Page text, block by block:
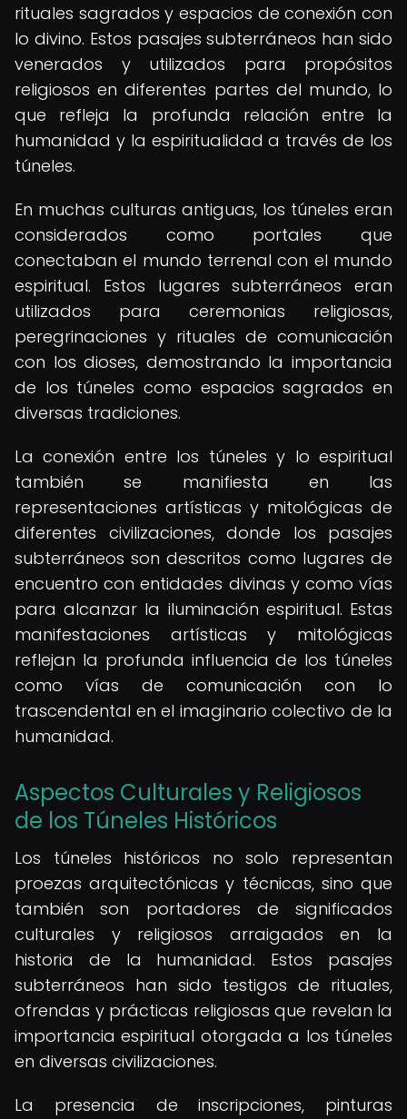
rituales sagrados y espacios de conexión con
lo divino. Estos pasajes subterráneos han sido
venerados y utilizados para propósitos
religiosos en diferentes partes del mundo, lo
que refleja la profunda relación entre la
humanidad y la espiritualidad a través de los
túneles.
En muchas culturas antiguas, los túneles eran
considerados como portales que
conectaban el mundo terrenal con el mundo
espiritual. Estos lugares subterráneos eran
utilizados para ceremonias religiosas,
peregrinaciones y rituales de comunicación
con los dioses, demostrando la importancia
de los túneles como espacios sagrados en
diversas tradiciones.
La conexión entre los túneles y lo espiritual
también se manifiesta en las
representaciones artísticas y mitológicas de
diferentes civilizaciones, donde los pasajes
subterráneos son descritos como lugares de
encuentro con entidades divinas y como vías
para alcanzar la iluminación espiritual. Estas
manifestaciones artísticas y mitológicas
reflejan la profunda influencia de los túneles
como vías de comunicación con lo
trascendental en el imaginario colectivo de la
humanidad.
Aspectos Culturales y Religiosos
de los Túneles Históricos
Los túneles históricos no solo representan
proezas arquitectónicas y técnicas, sino que
también son portadores de significados
culturales y religiosos arraigados en la
historia de la humanidad. Estos pasajes
subterráneos han sido testigos de rituales,
ofrendas y prácticas religiosas que revelan la
importancia espiritual otorgada a los túneles
en diversas civilizaciones.
La presencia de inscripciones, pinturas